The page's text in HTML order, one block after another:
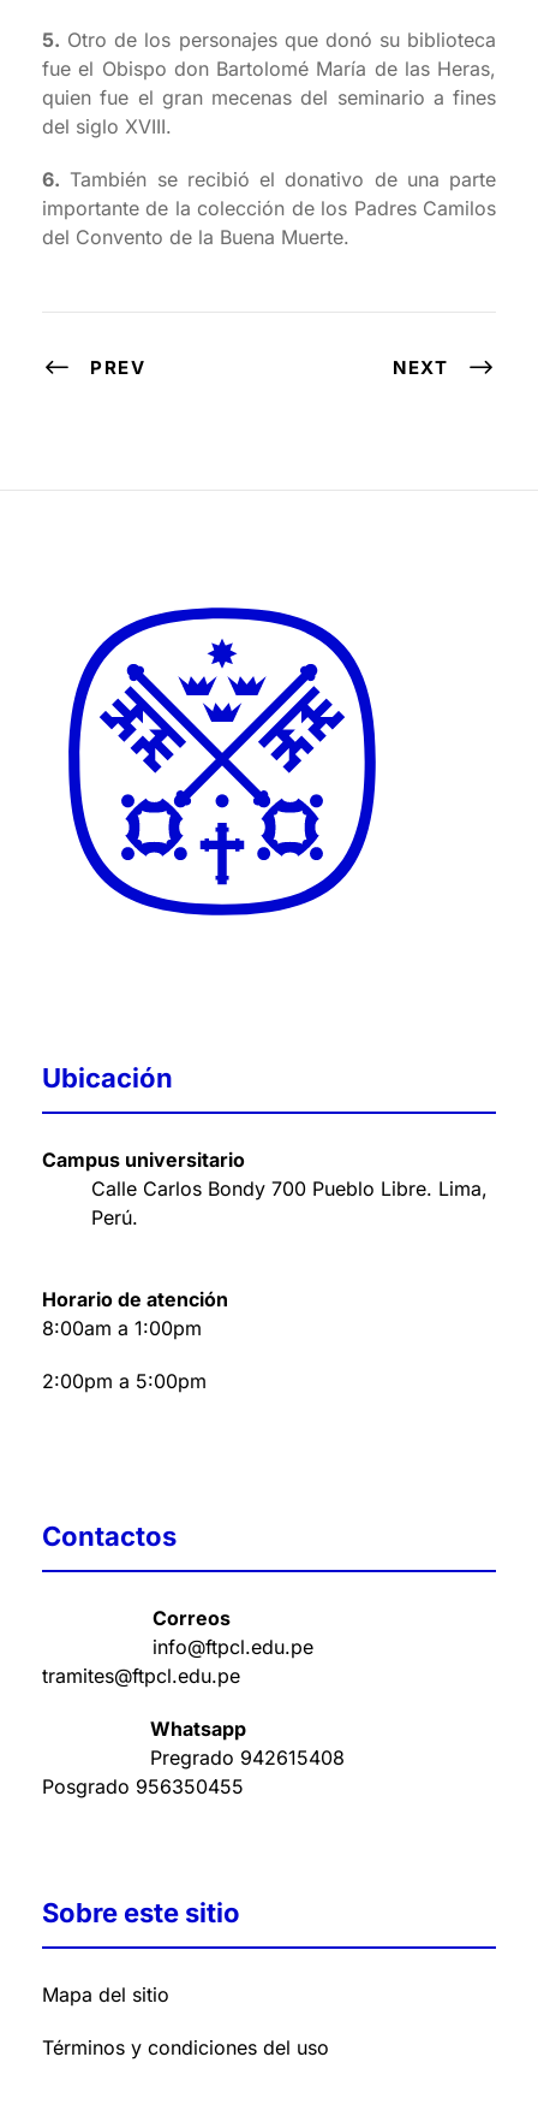
5. Otro de los personajes que donó su biblioteca
fue el Obispo don Bartolomé María de las Heras,
quien fue el gran mecenas del seminario a fines
del siglo XVIII.
6. También se recibió el donativo de una parte
importante de la colección de los Padres Camilos
del Convento de la Buena Muerte.
PREV NEXT
Ubicación
Campus universitario
Calle Carlos Bondy 700 Pueblo Libre. Lima,
Perú.
Horario de atención
8:00am a 1:00pm
2:00pm a 5:00pm
Contactos
Correos
info@ftpcl.edu.pe
tramites@ftpcl.edu.pe
Whatsapp
Pregrado 942615408
Posgrado 956350455
Sobre este sitio
Mapa del sitio
Términos y condiciones del uso